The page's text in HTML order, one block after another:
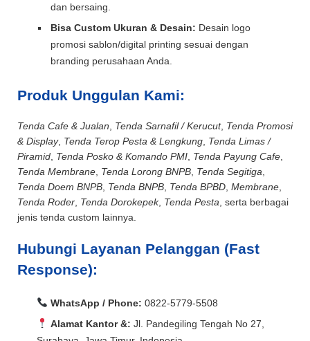
dan bersaing.
Bisa Custom Ukuran & Desain: Desain logo
promosi sablon/digital printing sesuai dengan
branding perusahaan Anda.
Produk Unggulan Kami:
Tenda Cafe & Jualan Tenda Sarnafil / Kerucut, Tenda Promosi
& Display, Tenda Terop Pesta & Lengkung Tenda Limas /
Piramid Tenda Posko & Komando PMI Tenda Payung Cafe
Tenda Membrane Tenda Lorong BNPB Tenda Segitiga
Tenda Doem BNPB Tenda BNPB Tenda BPBD Membrane
Tenda Roder Tenda Dorokepek, Tenda Pesta , serta berbagai
jenis tenda custom lainnya.
Hubungi Layanan Pelanggan (Fast
Response):
WhatsApp / Phone: 0822-5779-5508
Alamat Kantor &: Jl. Pandegiling Tengah No 27,